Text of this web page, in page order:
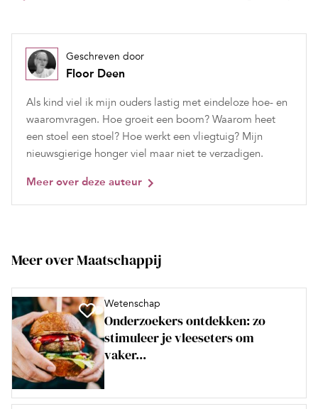
Geschreven door
Floor Deen
Als kind viel ik mijn ouders lastig met eindeloze hoe- en
waaromvragen. Hoe groeit een boom? Waarom heet
een stoel een stoel? Hoe werkt een vliegtuig? Mijn
nieuwsgierige honger viel maar niet te verzadigen.
Meer over deze auteur
Meer over Maatschappij
Wetenschap
Onderzoekers ontdekken: zo
stimuleer je vleeseters om
vaker...